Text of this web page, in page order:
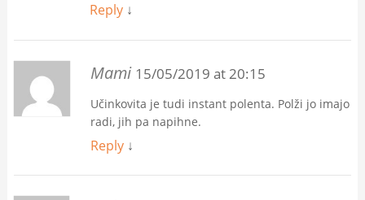
Reply ↓
Mami 15/05/2019 at 20:15
Učinkovita je tudi instant polenta. Polži jo imajo
radi, jih pa napihne.
Reply ↓